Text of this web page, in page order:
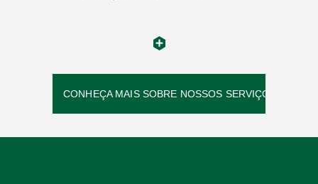
CONHEÇA MAIS SOBRE NOSSOS SERVIÇOS